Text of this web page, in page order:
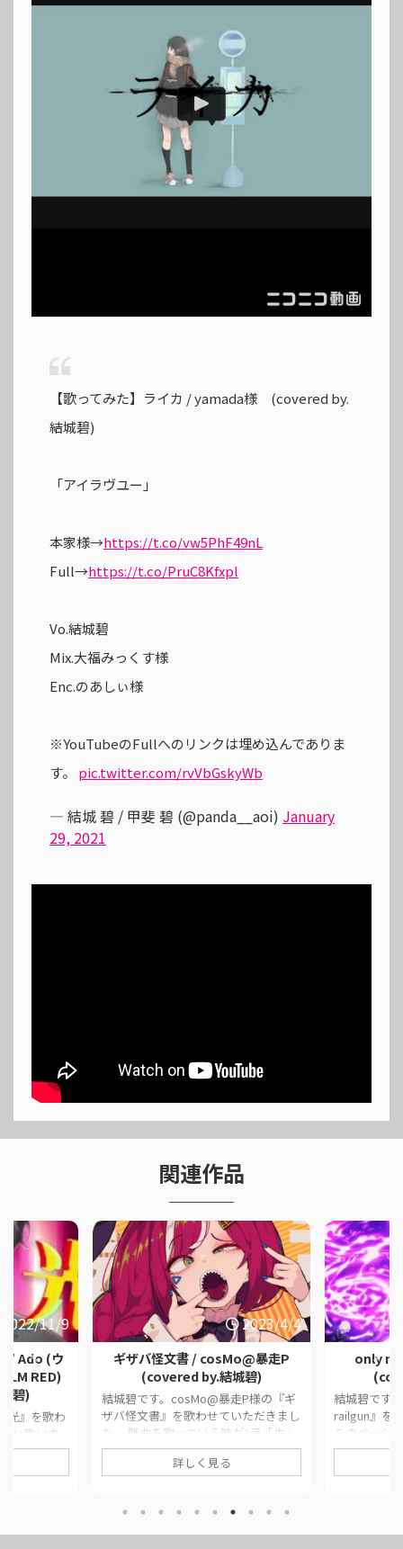
【歌ってみた】ライカ / yamada様 (covered by.
結城碧)
「アイラヴユー」
本家様→https://t.co/vw5PhF49nL
Full→https://t.co/PruC8Kfxpl
Vo.結城碧
Mix.大福みっくす様
Enc.のあしぃ様
※YouTubeのFullへのリンクは埋め込んでありま
す。 pic.twitter.com/rvVbGskyWb
— 結城 碧 / 甲斐 碧 (@panda__aoi) January
29, 2021
関連作品
2022/11/9
/ Ado (ウ
RED)
碧)
光』を歌わ
い歌い方
かけながら
城碧
2023/4/4
ギザバ怪文書 / cosMo@暴走P
(covered by.結城碧)
結城碧です。cosMo@暴走P様の『ギ
ザバ怪文書』を歌わせていただきまし
た。 難曲を歌っている時が1番「生」
を実感する。 このページでは、に公
開した歌ってみた動画の情報や公式リ
様Vocal結城碧MixYouK様 ■ 動画リン
ク ギザバ怪文書 / cosMo@暴走P
詳しく見る
only
結城碧です
railgun』を
このページ
みた動画の
fripSide